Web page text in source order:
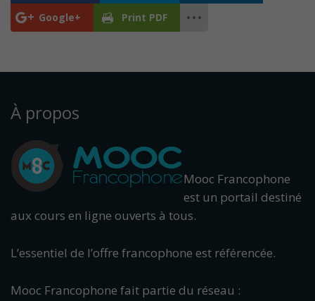
Google+ Print PDF
À propos
Mooc Francophone
est un portail destiné
aux cours en ligne ouverts à tous.
L’essentiel de l’offre francophone est référencée.
Mooc Francophone fait partie du réseau :